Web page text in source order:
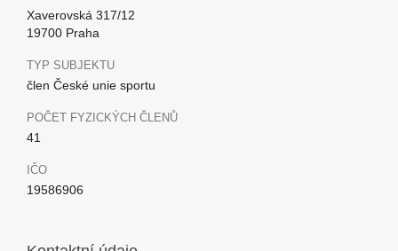
Xaverovská 317/12
19700 Praha
TYP SUBJEKTU
člen České unie sportu
POČET FYZICKÝCH ČLENŮ
41
IČO
19586906